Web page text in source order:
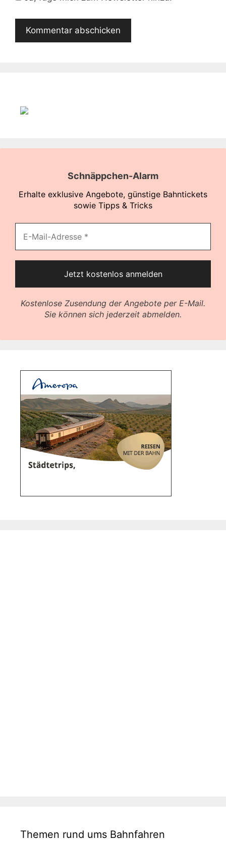
Schnäppchen-Alarm
Erhalte exklusive Angebote, günstige Bahntickets
sowie Tipps & Tricks
Kostenlose Zusendung der Angebote per E-Mail.
Sie können sich jederzeit abmelden.
Themen rund ums Bahnfahren